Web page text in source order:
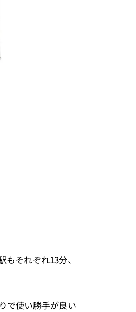
それぞれ13分、
で使い勝手が良い